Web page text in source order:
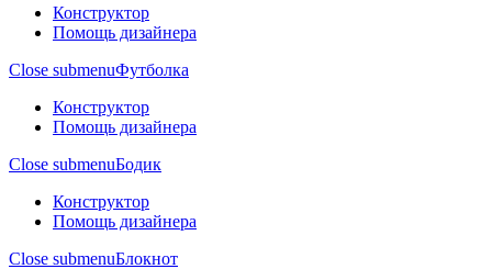
Конструктор
Помощь дизайнера
Close submenuФутболка
Конструктор
Помощь дизайнера
Close submenuБодик
Конструктор
Помощь дизайнера
Close submenuБлокнот